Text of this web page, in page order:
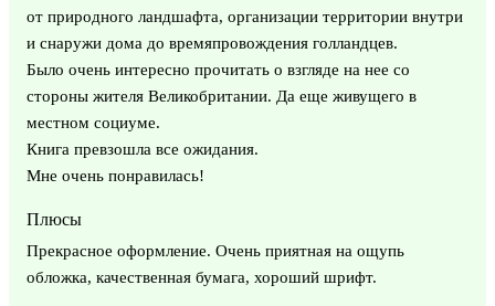
от природного ландшафта, организации территории внутри
и снаружи дома до времяпровождения голландцев.
Было очень интересно прочитать о взгляде на нее со
стороны жителя Великобритании. Да еще живущего в
местном социуме.
Книга превзошла все ожидания.
Мне очень понравилась!
Плюсы
Прекрасное оформление. Очень приятная на ощупь
обложка, качественная бумага, хороший шрифт.